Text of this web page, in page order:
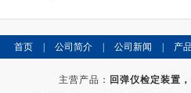
首页 公司简介 公司新闻 产
主营产品： 回弹仪检定装置